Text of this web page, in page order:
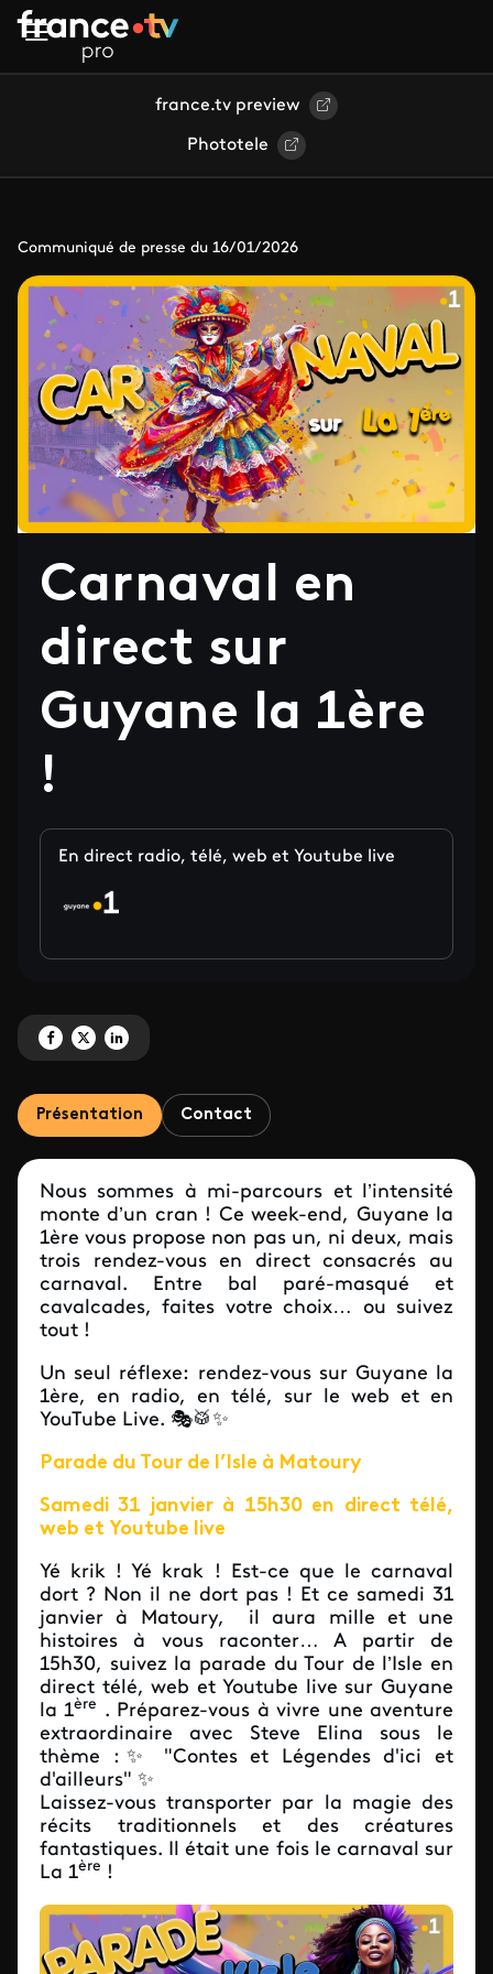
Aller au contenu principal
france.tv preview
Phototele
Communiqué de presse du 16/01/2026
Carnaval en
direct sur
Guyane la 1ère
!
En direct radio, télé, web et Youtube live
Partagez 'Carnaval en direct sur Guyane la 1ère !' sur Facebook
Partagez 'Carnaval en direct sur Guyane la 1ère !' sur X
Partagez 'Carnaval en direct sur Guyane la 1ère !' sur LinkedIn
Présentation Contact
Nous sommes à mi-parcours et l’intensité
monte d’un cran ! Ce week-end, Guyane la
1ère vous propose non pas un, ni deux, mais
trois rendez-vous en direct consacrés au
carnaval. Entre bal paré-masqué et
cavalcades, faites votre choix… ou suivez
tout !
Un seul réflexe: rendez-vous sur Guyane la
1ère, en radio, en télé, sur le web et en
YouTube Live. 🎭🥁✨
Parade du Tour de l’Isle à Matoury
Samedi 31 janvier à 15h30 en direct télé,
web et Youtube live
Yé krik ! Yé krak ! Est-ce que le carnaval
dort ? Non il ne dort pas ! Et ce samedi 31
janvier à Matoury, il aura mille et une
histoires à vous raconter… A partir de
15h30, suivez la parade du Tour de l’Isle en
direct télé, web et Youtube live sur Guyane
la 1ère
. Préparez-vous à vivre une aventure
extraordinaire avec Steve Elina sous le
thème :✨ "Contes et Légendes d'ici et
d'ailleurs" ✨
Laissez-vous transporter par la magie des
récits traditionnels et des créatures
fantastiques. Il était une fois le carnaval sur
La 1ère !